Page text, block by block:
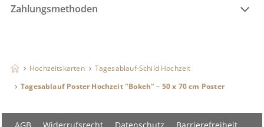
Zahlungsmethoden
Hochzeitskarten
Tagesablauf-Schild Hochzeit
Tagesablauf Poster Hochzeit "Bokeh" – 50 x 70 cm Poster
AGB Widerrufsrecht Datenschutz Barrierefreiheit